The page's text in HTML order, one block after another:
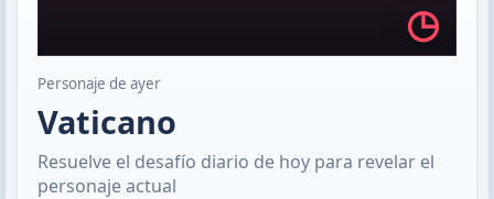
◷
Personaje de ayer
Vaticano
Resuelve el desafío diario de hoy para revelar el
personaje actual